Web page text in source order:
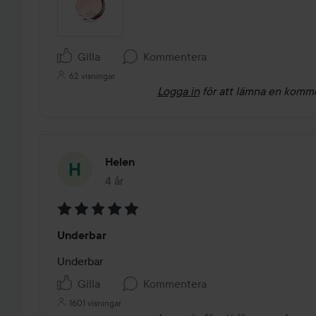
Gilla Kommentera
62 visningar
Logga in för att lämna en
Helen
4 år
Inlägget skapades 4 år
5
av
5
Underbar
Underbar
Gilla
Kommentera
1601 visningar